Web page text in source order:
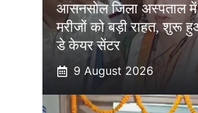
आसनसोल जिला अस्पताल
मरीजों को बड़ी राहत, शुरू
डे केयर सेंटर
9 August 2026